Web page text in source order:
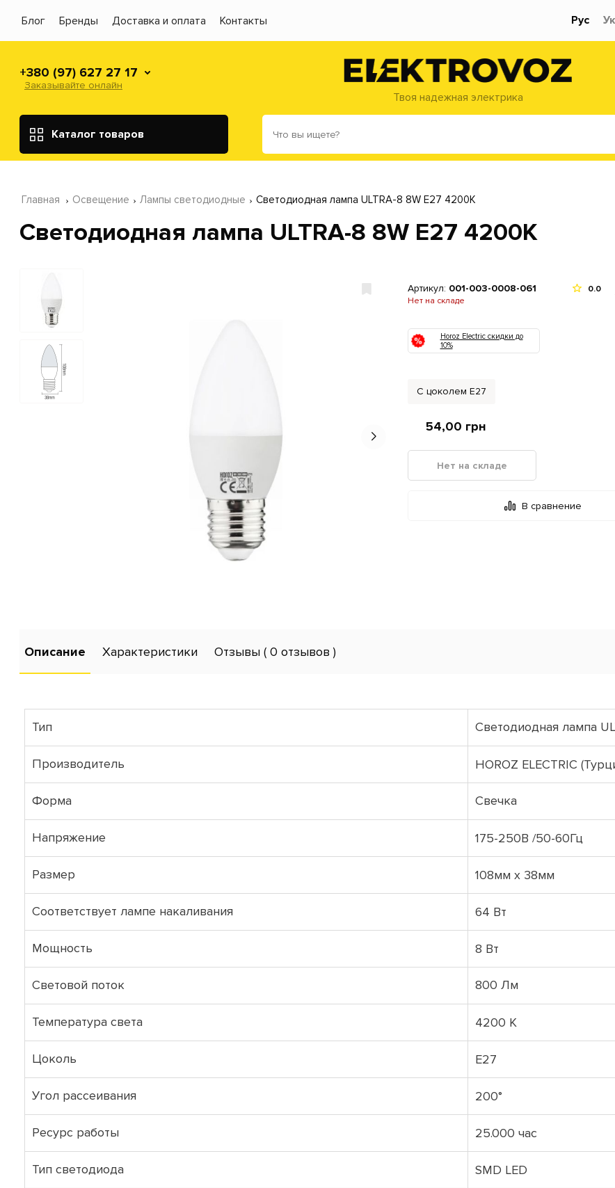
Блог Бренды Доставка и оплата Контакты Рус
+380 (97) 627 27 17
Заказывайте онлайн
Твоя надежная электрика
Каталог товаров
Главная Освещение Лампы светодиодные Светодиодная лампа ULTRA-8 8W E27 4200К
Светодиодная лампа ULTRA-8 8W E27 4200К
Артикул: 001-003-0008-061
Нет на складе
0.0
Horoz Electric скидки до
10%
С цоколем Е27
54,00 грн
Нет на складе
В сравнение
Описание Характеристики Отзывы ( 0 отзывов )
Тип Светодиодная лампа
Производитель HOROZ ELECTRIC
Форма Свечка
Напряжение 175-250В /50-60Гц
Размер 108мм х 38мм
Соответствует лампе накаливания 64 Вт
Мощность 8 Вт
Световой поток 800 Лм
Температура света 4200 К
Цоколь E27
Угол рассеивания 200°
Ресурс работы 25.000 час
Тип светодиода SMD LED